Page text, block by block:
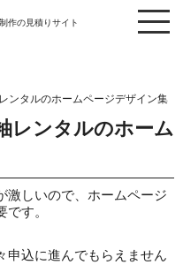
作の見積りサイト
ンタルのホームページデザイン集
レンタルのホーム
激しいので、ホームページ
す。
申込に進んでもらえません